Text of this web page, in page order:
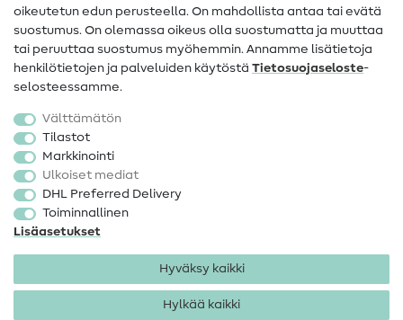
Peruutusoikeus
Suosittu
Kankaat
Ompelutarvikkeet
Ale
oikeutetun edun perusteella. On mahdollista antaa tai evätä
suostumus. On olemassa oikeus olla suostumatta ja muuttaa
tai peruuttaa suostumus myöhemmin. Annamme lisätietoja
henkilötietojen ja palveluiden käytöstä Tietosuojaseloste-
selosteessamme.
Välttämätön
Tilastot
Markkinointi
Ulkoiset mediat
DHL Preferred Delivery
Toiminnallinen
Lisäasetukset
Hyväksy kaikki
Hylkää kaikki
Tietosuoja Käyttöehdot